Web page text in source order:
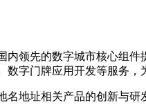
内领先的数字城市核心组
字门牌应用开发等服务
地址相关产品的创新与研